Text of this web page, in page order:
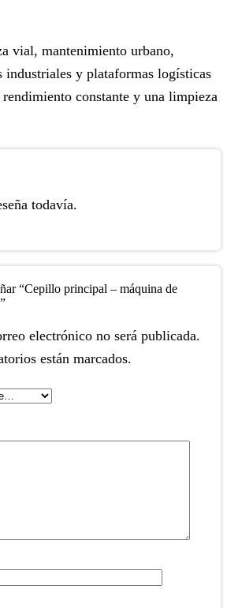
vial, mantenimiento urbano,
industriales y plataformas logísticas
constante y una limpieza
todavía.
“Cepillo principal – máquina de
electrónico no será publicada.
están marcados.